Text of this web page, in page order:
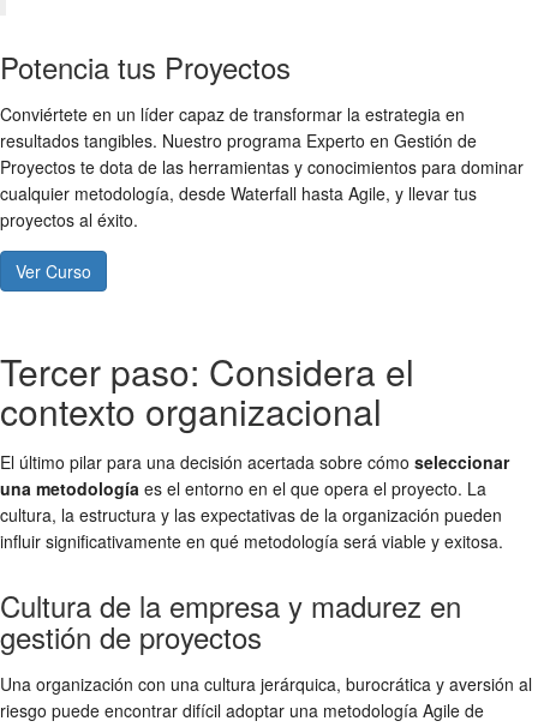
Potencia tus Proyectos
Conviértete en un líder capaz de transformar la estrategia en
resultados tangibles. Nuestro programa Experto en Gestión de
Proyectos te dota de las herramientas y conocimientos para dominar
cualquier metodología, desde Waterfall hasta Agile, y llevar tus
proyectos al éxito.
Ver Curso
Tercer paso: Considera el
contexto organizacional
El último pilar para una decisión acertada sobre cómo seleccionar
una metodología es el entorno en el que opera el proyecto. La
cultura, la estructura y las expectativas de la organización pueden
influir significativamente en qué metodología será viable y exitosa.
Cultura de la empresa y madurez en
gestión de proyectos
Una organización con una cultura jerárquica, burocrática y aversión al
riesgo puede encontrar difícil adoptar una metodología Agile de